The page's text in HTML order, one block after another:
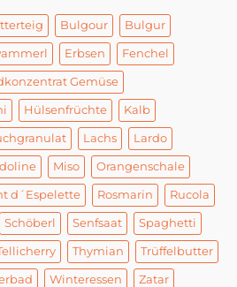
Bulgour Bulgur
Erbsen Fenchel
Gemüse
Hülsenfrüchte Kalb
Lachs Lardo
Miso Orangenschale
d´Espelette Rosmarin Rucola
Schöberl Senfsaat Spaghetti
Thymian Trüffelbutter
Winteressen Zatar